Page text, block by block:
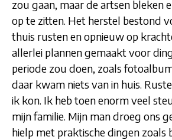
zou gaan, maar de artsen bleken
op te zitten. Het herstel bestond
thuis rusten en opnieuw op
allerlei plannen gemaakt voor
periode zou doen, zoals
daar kwam niets van in huis.
ik kon. Ik heb toen enorm veel
mijn familie. Mijn man droeg ons
hielp met praktische dingen zoals